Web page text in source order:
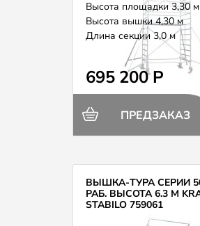
Высота площадки 3,30 м
Высота вышки 4,30 м
Длина секции 3,0 м
Вес 198,0 кг
695 200 Р
ПРЕДЗАКАЗ
ВЫШКА-ТУРА СЕРИИ
РАБ. ВЫСОТА 6.3 М
STABILO 759061